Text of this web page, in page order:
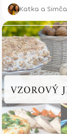
Katka a Simča